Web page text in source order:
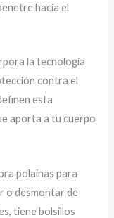
hacia el
la tecnología
contra el
esta
aporta a tu cuerpo
polainas para
o desmontar de
tiene bolsillos